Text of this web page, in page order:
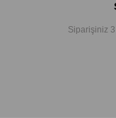
Siparişiniz